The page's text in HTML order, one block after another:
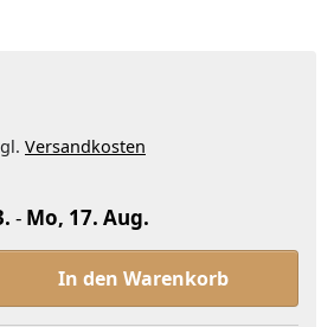
Versandkosten
- Mo, 17. Aug.
schwarz GL18 mit
In den Warenkorb